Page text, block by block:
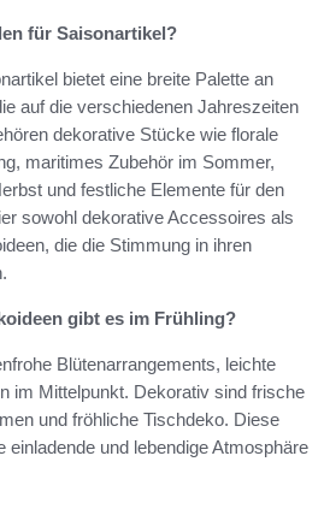
für Saisonartikel?
bietet eine breite Palette an
auf die verschiedenen Jahreszeiten
dekorative Stücke wie florale
maritimes Zubehör im Sommer,
und festliche Elemente für den
sowohl dekorative Accessoires als
die die Stimmung in ihren
gibt es im Frühling?
Blütenarrangements, leichte
im Mittelpunkt. Dekorativ sind frische
und fröhliche Tischdeko. Diese
einladende und lebendige Atmosphäre